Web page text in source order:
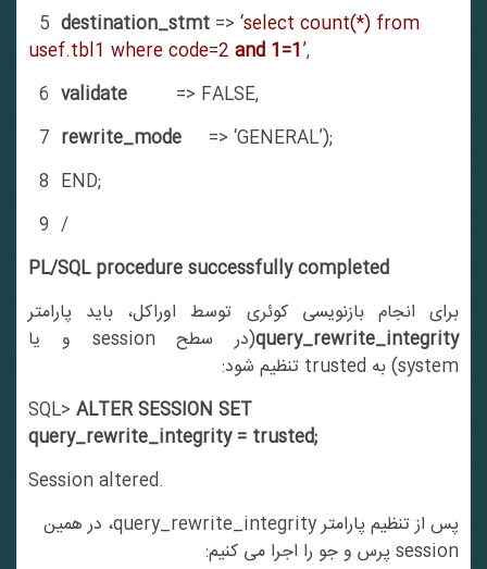
5destination_stmt =>‘select count(*) from
usef.tbl1 where code=2and 1=1
6validate => FALSE,
7rewrite_mode => ‘GENERAL’);
8 END;
9 /
PL/SQL procedure successfully completed
برای انجام بازنویسی کوئری توسط اوراکل، باید پارامتر
query_rewrite_integrity
(در سطح session و یا
system) به trusted تنظیم شود:
SQL>ALTER SESSION SET
query_rewrite_integrity = trusted;
Session altered.
پس از تنظیم پارامتر query_rewrite_integrity، در همین
session پرس و جو را اجرا می کنیم: